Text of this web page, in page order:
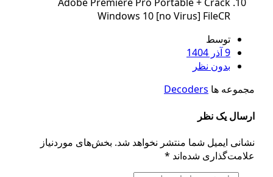
Windows 10 [no Virus] FileCR
توسط
بدون نظر
مجموعه هاDecoders
ارسال یک نظر
نشانی ایمیل شما منتشر نخواهد شد. بخش‌های موردنیاز
علامت‌گذاری شده‌اند*